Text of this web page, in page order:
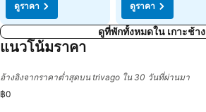
ดูราคา
ดูราคา
ดูที่พักทั้งหมดใน เกาะช้าง
แนวโน้มราคา
อ้างอิงจากราคาต่ำสุดบน trivago ใน 30 วันที่ผ่านมา
฿0